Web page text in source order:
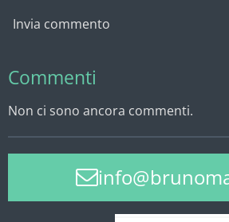
Invia commento
Commenti
Non ci sono ancora commenti.